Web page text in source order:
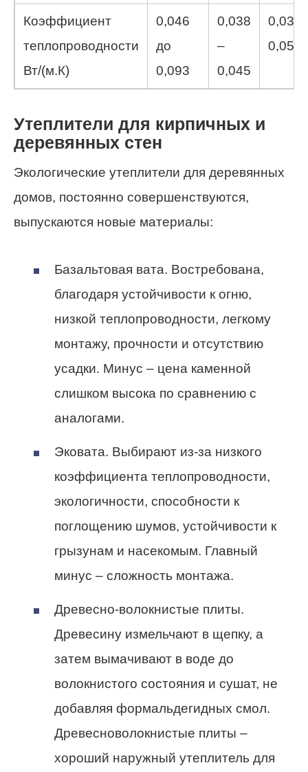
Коэффициент
теплопроводности
Вт/(м.К)
0,046
до
0,093
0,038
–
0,045
0,039
0,05
Утеплители для кирпичных и
деревянных стен
Экологические утеплители для деревянных
домов, постоянно совершенствуются,
выпускаются новые материалы:
Базальтовая вата. Востребована,
благодаря устойчивости к огню,
низкой теплопроводности, легкому
монтажу, прочности и отсутствию
усадки. Минус – цена каменной
слишком высока по сравнению с
аналогами.
Эковата. Выбирают из-за низкого
коэффициента теплопроводности,
экологичности, способности к
поглощению шумов, устойчивости к
грызунам и насекомым. Главный
минус – сложность монтажа.
Древесно-волокнистые плиты.
Древесину измельчают в щепку, а
затем вымачивают в воде до
волокнистого состояния и сушат, не
добавляя формальдегидных смол.
Древесноволокнистые плиты –
хороший наружный утеплитель для